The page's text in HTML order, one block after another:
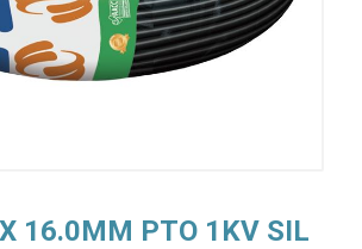
16.0MM PTO 1KV SIL